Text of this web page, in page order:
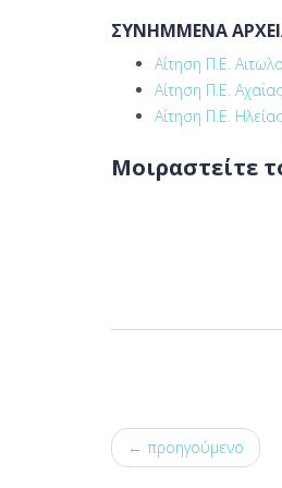
ΣΥΝΗΜΜΕΝΑ
Αίτηση Π.Ε.
Αίτηση Π.Ε. Αχαΐας
Αίτηση Π.Ε. Ηλείας
Μοιραστείτε
← προηγούμενο